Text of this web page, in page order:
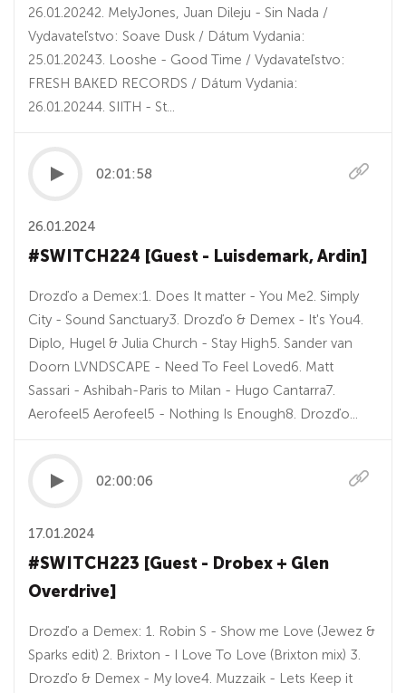
26.01.20242. MelyJones, Juan Dileju - Sin Nada /
Vydavateľstvo: Soave Dusk / Dátum Vydania:
25.01.20243. Looshe - Good Time / Vydavateľstvo:
FRESH BAKED RECORDS / Dátum Vydania:
26.01.20244. SIITH - St...
02:01:58
26.01.2024
#SWITCH224 [Guest - Luisdemark, Ardin]
Drozďo a Demex:1. Does It matter - You Me2. Simply
City - Sound Sanctuary3. Drozďo & Demex - It's You4.
Diplo, Hugel & Julia Church - Stay High5. Sander van
Doorn LVNDSCAPE - Need To Feel Loved6. Matt
Sassari - Ashibah-Paris to Milan - Hugo Cantarra7.
Aerofeel5 Aerofeel5 - Nothing Is Enough8. Drozďo...
02:00:06
17.01.2024
#SWITCH223 [Guest - Drobex + Glen
Overdrive]
Drozďo a Demex: 1. Robin S - Show me Love (Jewez &
Sparks edit) 2. Brixton - I Love To Love (Brixton mix) 3.
Drozďo & Demex - My love4. Muzzaik - Lets Keep it